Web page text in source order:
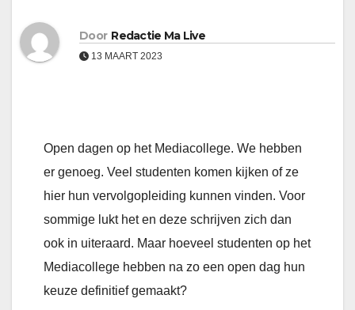
Door Redactie Ma Live
13 MAART 2023
Open dagen op het Mediacollege. We hebben
er genoeg. Veel studenten komen kijken of ze
hier hun vervolgopleiding kunnen vinden. Voor
sommige lukt het en deze schrijven zich dan
ook in uiteraard. Maar hoeveel studenten op het
Mediacollege hebben na zo een open dag hun
keuze definitief gemaakt?